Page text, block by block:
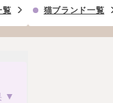
覧 猫ブランド一覧